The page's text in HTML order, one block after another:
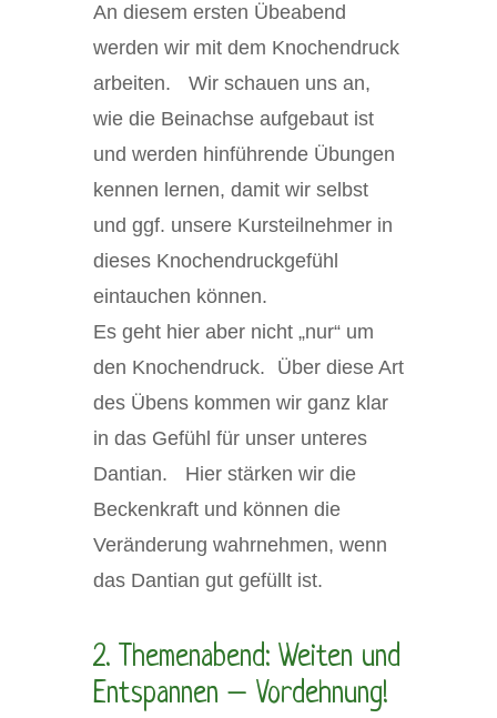
An diesem ersten Übeabend
werden wir mit dem Knochendruck
arbeiten. Wir schauen uns an,
wie die Beinachse aufgebaut ist
und werden hinführende Übungen
kennen lernen, damit wir selbst
und ggf. unsere Kursteilnehmer in
dieses Knochendruckgefühl
eintauchen können.
Es geht hier aber nicht „nur“ um
den Knochendruck. Über diese Art
des Übens kommen wir ganz klar
in das Gefühl für unser unteres
Dantian. Hier stärken wir die
Beckenkraft und können die
Veränderung wahrnehmen, wenn
das Dantian gut gefüllt ist.
2. Themenabend: Weiten und
Entspannen – Vordehnung!